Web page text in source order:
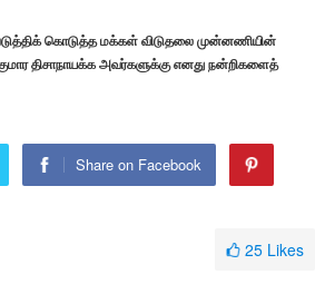
கொடுத்த மக்கள் விடுதலை முன்னணியின்
திசாநாயக்க அவர்களுக்கு எனது நன்றிகளைத்
Share on Facebook
25 Likes